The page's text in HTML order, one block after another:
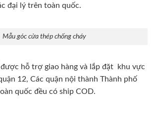
đại lý trên toàn quốc.
Mẫu góc cửa thép chống cháy
được hỗ trợ giao hàng và lắp đặt khu vực
12, Các quận nội thành Thành phố
quốc đều có ship COD.